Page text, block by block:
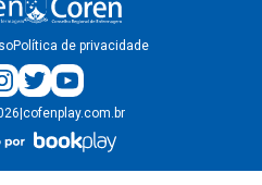
Política de privacidade
cofenplay.com.br